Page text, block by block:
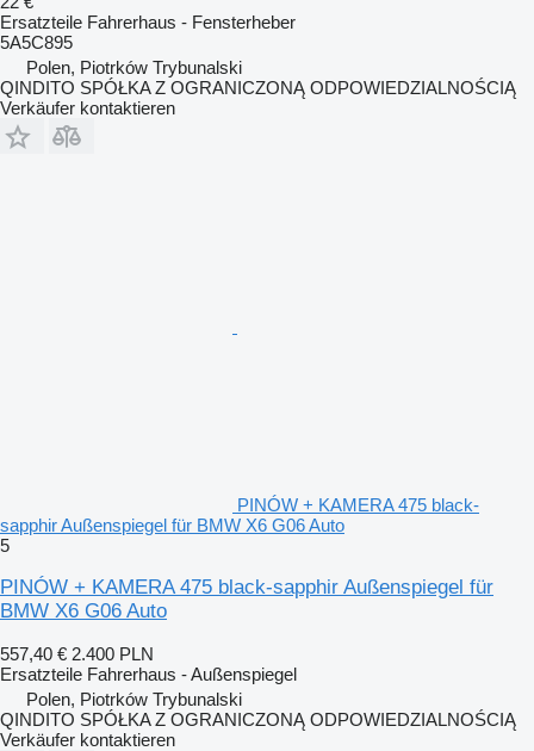
Ersatzteile Fahrerhaus - Fensterheber
5A5C895
Polen, Piotrków Trybunalski
QINDITO SPÓŁKA Z OGRANICZONĄ ODPOWIEDZIALNOŚCIĄ
Verkäufer kontaktieren
PINÓW + KAMERA 475 black-
sapphir Außenspiegel für BMW X6 G06 Auto
5
PINÓW + KAMERA 475 black-sapphir Außenspiegel für
BMW X6 G06 Auto
557,40 € 2.400 PLN
Ersatzteile Fahrerhaus - Außenspiegel
Polen, Piotrków Trybunalski
QINDITO SPÓŁKA Z OGRANICZONĄ ODPOWIEDZIALNOŚCIĄ
Verkäufer kontaktieren